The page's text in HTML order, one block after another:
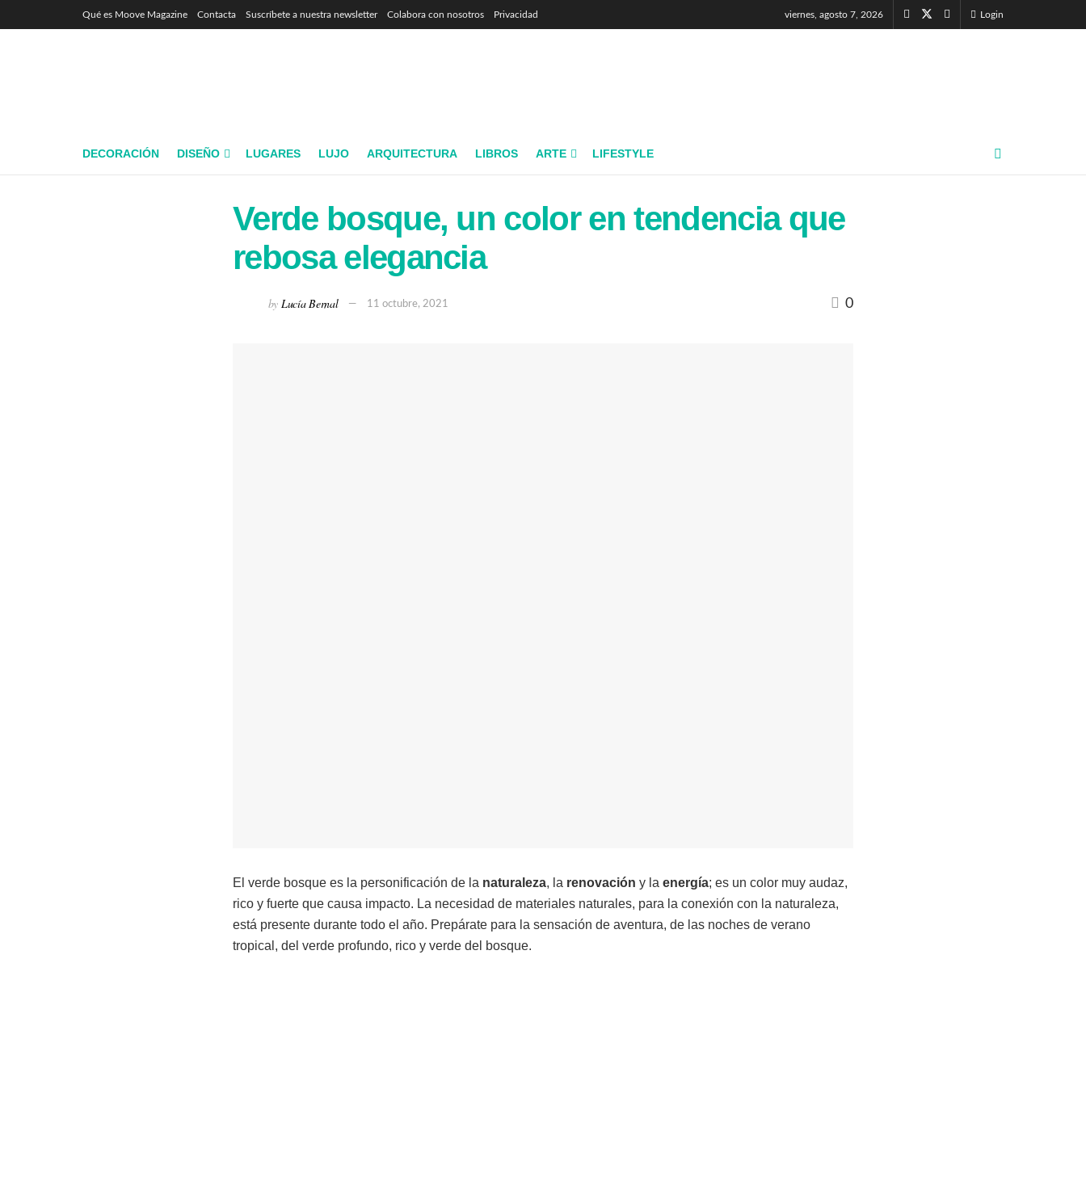
Qué es Moove Magazine Contacta Suscríbete a nuestra newsletter Colabora con nosotros Privacidad viernes, agosto 7, 2026 Login
DECORACIÓN DISEÑO LUGARES LUJO ARQUITECTURA LIBROS ARTE LIFESTYLE
Verde bosque, un color en tendencia que
rebosa elegancia
by Lucía Bernal 11 octubre, 2021 0
El verde bosque es la personificación de la naturaleza, la renovación y la energía; es un color muy audaz,
rico y fuerte que causa impacto. La necesidad de materiales naturales, para la conexión con la naturaleza,
está presente durante todo el año. Prepárate para la sensación de aventura, de las noches de verano
tropical, del verde profundo, rico y verde del bosque.